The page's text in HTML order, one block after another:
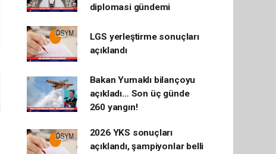
diplomasi gündemi
LGS yerleştirme sonuçları
açıklandı
Bakan Yumaklı bilançoyu
açıkladı… Son üç günde
260 yangın!
2026 YKS sonuçları
açıklandı, şampiyonlar belli